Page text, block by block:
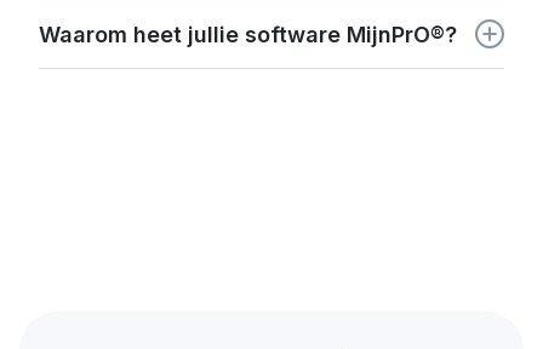
meer over
het uitbesteden van de fysieke RI&E enhiermeer
over PSA onderzoek.
Waarom heet jullie software MijnPrO®?